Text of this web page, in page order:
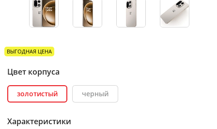
ВЫГОДНАЯ ЦЕНА
Цвет корпуса
золотистый черный
Характеристики